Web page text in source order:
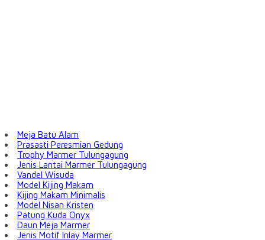
Meja Batu Alam
Prasasti Peresmian Gedung
Trophy Marmer Tulungagung
Jenis Lantai Marmer Tulungagung
Vandel Wisuda
Model Kijing Makam
Kijing Makam Minimalis
Model Nisan Kristen
Patung Kuda Onyx
Daun Meja Marmer
Jenis Motif Inlay Marmer